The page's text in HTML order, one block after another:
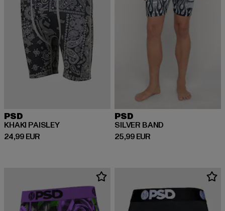
PSD
KHAKI PAISLEY
24,99 EUR
Derzeitiger Preis: 24,99 EUR
PSD
SILVER BAND
25,99 EUR
Derzeitiger Preis: 25,99 EUR